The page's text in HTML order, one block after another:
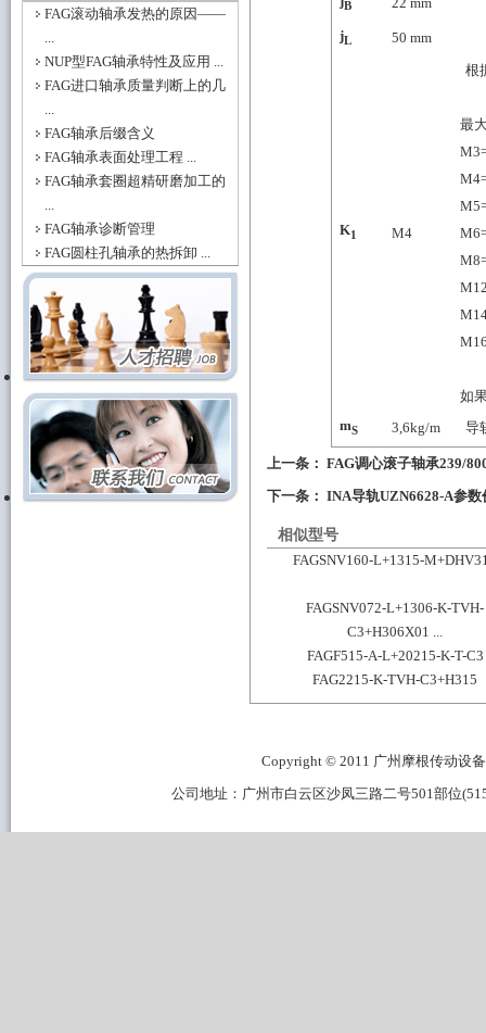
FAG滚动轴承发热的原因——
...
NUP型FAG轴承特性及应用 ...
FAG进口轴承质量判断上的几
...
FAG轴承后缀含义
FAG轴承表面处理工程 ...
FAG轴承套圈超精研磨加工的
...
FAG轴承诊断管理
FAG圆柱孔轴承的热拆卸 ...
B
jL 50 mm
K1 M4
根
最
如
mS 3,6kg/m 导
上一条： FAG调心滚子轴承239/
下一条： INA导轨UZN6628-A参数
相似型号
FAGSNV160-L+1315-
FAGSNV072-L+1306-K-TVH-
C3+H306X01 ...
FAGF515-A-L+20215-K-T-C3
FAG2215-K-TVH-C3+H315
Copyright © 2011 广州摩根传动设
公司地址：广州市白云区沙凤三路二号501部位